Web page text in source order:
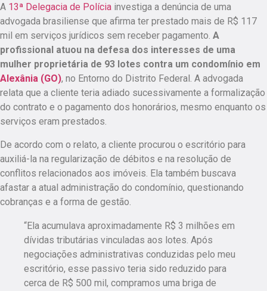
A 13ª Delegacia de Polícia investiga a denúncia de uma
advogada brasiliense que afirma ter prestado mais de R$ 117
mil em serviços jurídicos sem receber pagamento. A
profissional atuou na defesa dos interesses de uma
mulher proprietária de 93 lotes contra um condomínio em
Alexânia (GO), no Entorno do Distrito Federal. A advogada
relata que a cliente teria adiado sucessivamente a formalização
do contrato e o pagamento dos honorários, mesmo enquanto os
serviços eram prestados.
De acordo com o relato, a cliente procurou o escritório para
auxiliá-la na regularização de débitos e na resolução de
conflitos relacionados aos imóveis. Ela também buscava
afastar a atual administração do condomínio, questionando
cobranças e a forma de gestão.
“Ela acumulava aproximadamente R$ 3 milhões em
dívidas tributárias vinculadas aos lotes. Após
negociações administrativas conduzidas pelo meu
escritório, esse passivo teria sido reduzido para
cerca de R$ 500 mil, compramos uma briga de